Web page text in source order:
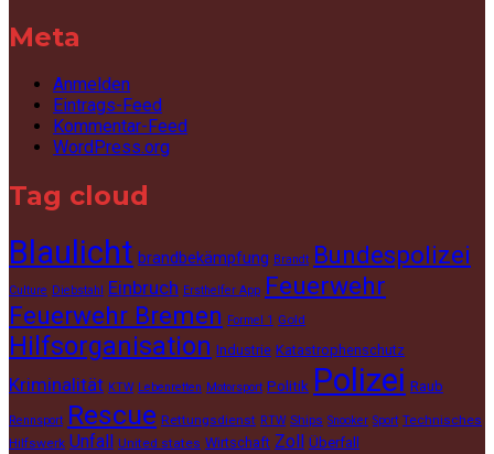
Meta
Anmelden
Eintrags-Feed
Kommentar-Feed
WordPress.org
Tag cloud
Blaulicht brandbekämpfung Brandt Bundespolizei
Culture Diebstahl Einbruch Ersthelfer App Feuerwehr
Feuerwehr Bremen
Formel 1 Gold
Hilfsorganisation Industrie Katastrophenschutz
Kriminalität KTW Lebenretten Motorsport Politik Polizei Raub
Rennsport Rescue Rettungsdienst RTW Ships Snooker Sport Technisches
Hilfswerk Unfall United states Wirtschaft Zoll Überfall